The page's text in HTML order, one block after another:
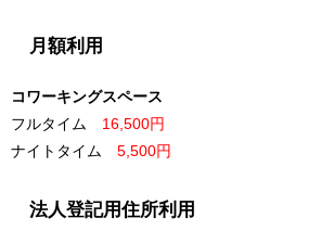
月額利用
コワーキングスペース
フルタイム 16,500円
ナイトタイム 5,500円
法人登記用住所利用